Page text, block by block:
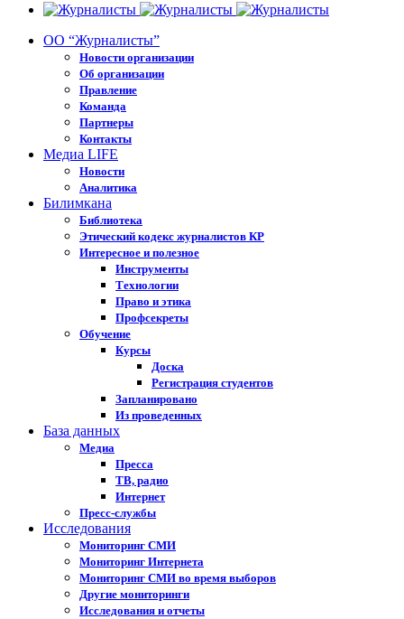
ОО “Журналисты”
Новости организации
Об организации
Правление
Команда
Партнеры
Контакты
Медиа LIFE
Новости
Аналитика
Билимкана
Библиотека
Этический кодекс журналистов КР
Интересное и полезное
Инструменты
Технологии
Право и этика
Профсекреты
Обучение
Курсы
Доска
Регистрация студентов
Запланировано
Из проведенных
База данных
Медиа
Пресса
ТВ, радио
Интернет
Пресс-службы
Исследования
Мониторинг СМИ
Мониторинг Интернета
Мониторинг СМИ во время выборов
Другие мониторинги
Исследования и отчеты